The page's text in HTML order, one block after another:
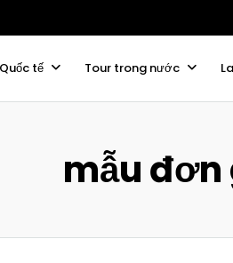
tế Tour trong nước
mẫu